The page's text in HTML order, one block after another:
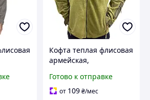
зсу
M
Кофта теплая флисовая
армейская,
военных и армии зсу
цвета хаки размер L
Готово к отправке
от 109₴/мес